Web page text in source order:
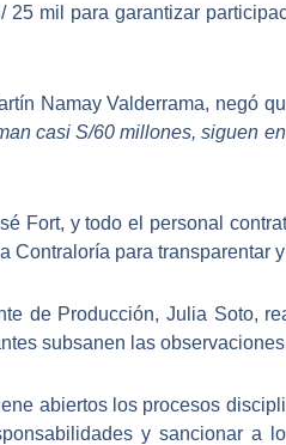
25 mil
para garantizar
Namay Valderrama, negó
casi S/60 millones, siguen
Fort, y todo el personal
Contraloría para transparentar
de Producción,Julia Soto,
subsanen las
abiertos los procesos
y sancionar a